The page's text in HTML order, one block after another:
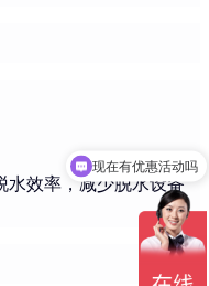
水效率，减少脱水设备
现在有优惠活动吗